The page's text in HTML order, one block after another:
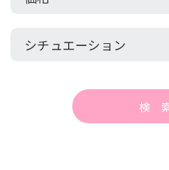
シチュエーション